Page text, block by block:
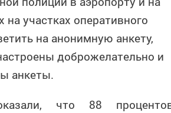
участках оперативного
на анонимную анкету,
доброжелательно и
анкеты.
что 88